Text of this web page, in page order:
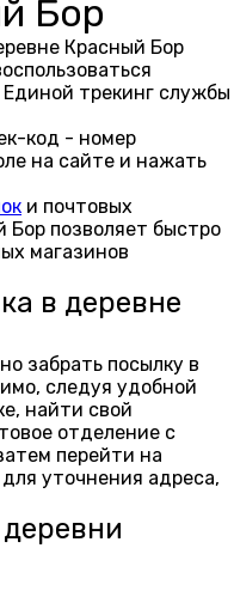
Бор
Красный Бор
трекинг службы
код - номер
на сайте и нажать
и почтовых
Бор позволяет быстро
магазинов
в деревне
забрать посылку в
следуя удобной
найти свой
отделение с
перейти на
уточнения адреса,